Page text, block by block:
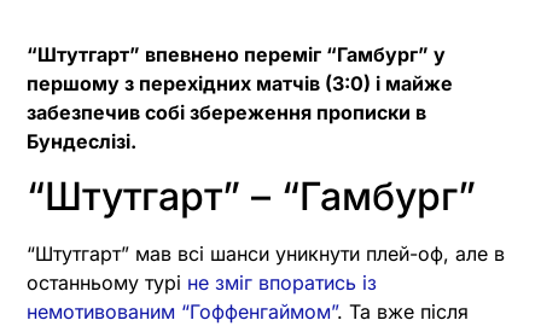
“Штутгарт” впевнено переміг “Гамбург” у
першому з перехідних матчів (3:0) і майже
забезпечив собі збереження прописки в
Бундеслізі.
“Штутгарт” – “Гамбург”
“Штутгарт” мав всі шанси уникнути плей-оф, але в
останньому турі не зміг впоратись із
немотивованим “Гоффенгаймом”. Та вже після